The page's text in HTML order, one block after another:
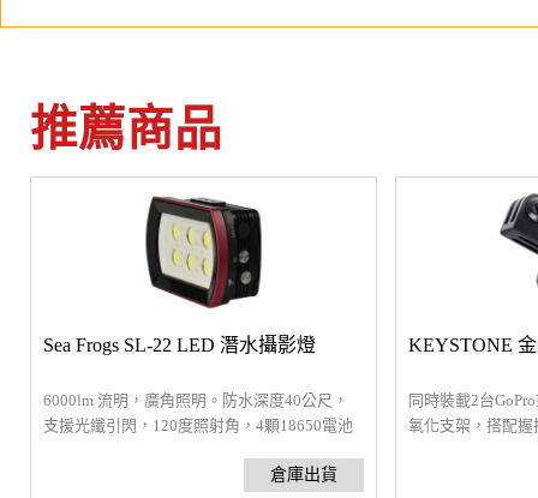
推薦商品
Sea Frogs SL-22 LED 潛水攝影燈
6000lm 流明，廣角照明。防水深度40公尺，
支援光纖引閃，120度照射角，4顆18650電池
KEYSTONE
同時裝載2台
氧化支架，搭配